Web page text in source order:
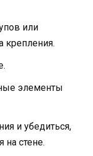
или
крепления.
элементы
и убедиться,
на стене.